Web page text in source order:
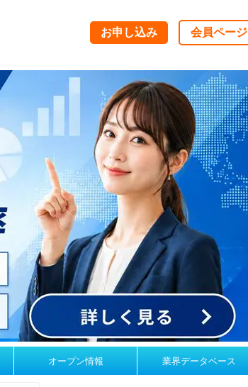
お申し込み 会員ページ
オープン情報 業界データベース